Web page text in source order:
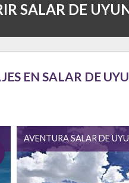
SALAR DE
EN SALAR DE
AVENTURA SALAR DE